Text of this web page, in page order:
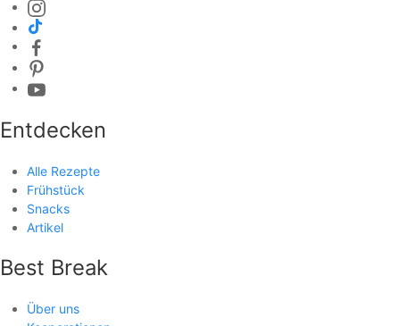
Entdecken
Alle Rezepte
Frühstück
Snacks
Artikel
Best Break
Über uns